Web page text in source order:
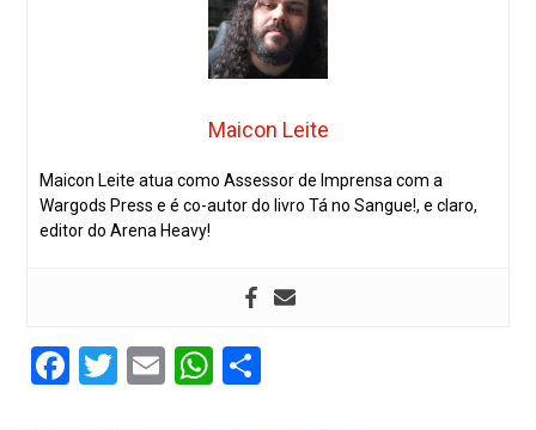
Maicon Leite
Maicon Leite atua como Assessor de Imprensa com a
Wargods Press e é co-autor do livro Tá no Sangue!, e claro,
editor do Arena Heavy!
Facebook
Twitter
EmailWhatsApp